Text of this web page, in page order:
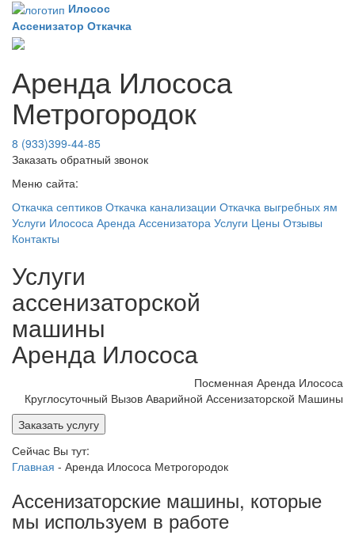
Илосос
Ассенизатор Откачка
Аренда Илососа
Метрогородок
8 (933)399-44-85
Заказать обратный звонок
Меню сайта:
Откачка септиков Откачка канализации Откачка выгребных ям
Услуги Илососа Аренда Ассенизатора Услуги Цены Отзывы
Контакты
Услуги
ассенизаторской
машины
Аренда Илососа
Посменная Аренда Илососа
Круглосуточный Вызов Аварийной Ассенизаторской Машины
Заказать услугу
Сейчас Вы тут:
Главная - Аренда Илососа Метрогородок
Ассенизаторские машины, которые
мы используем в работе